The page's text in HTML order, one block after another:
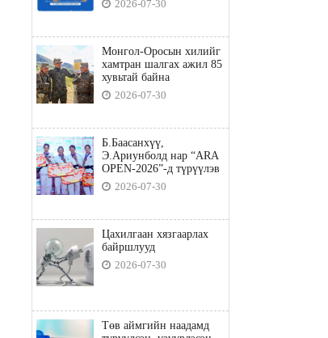
татвараа төлөв
2026-07-30
Монгол-Оросын хилийг
хамтран шалгах ажил 85
хувьтай байна
2026-07-30
Б.Баасанхүү,
Э.Ариунболд нар “ARA
OPEN-2026”-д түрүүлэв
2026-07-30
Цахилгаан хязгаарлах
байршлууд
2026-07-30
Төв аймгийн наадамд